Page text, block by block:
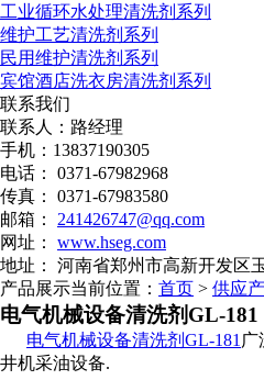
工业循环水处理清洗剂系列
维护工艺清洗剂系列
民用维护清洗剂系列
宾馆酒店洗衣房清洗剂系列
联系我们
联系人：路经理
手机：13837190305
电话： 0371-67982968
传真： 0371-67983580
邮箱： 241426747@qq.com
网址： www.hseg.com
地址： 河南省郑州市高新开发区
产品展示当前位置： 首页 > 供应
电气机械设备清洗剂GL-181
电气机械设备清洗剂GL-181 广
井机采油设备.